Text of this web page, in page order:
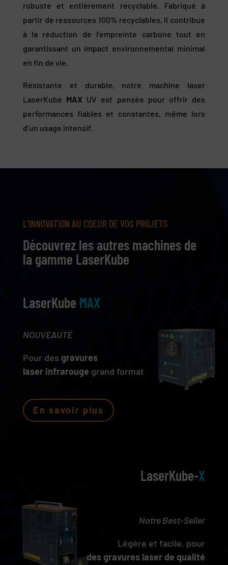
robuste et entièrement recyclable. Fabriqué à
partir de ressources 100% recyclables, il contribue
à la réduction de l’empreinte carbone tout en
garantissant un impact environnemental minimal
en fin de vie.
Résistante et durable, notre machine laser
LaserKube MAX UV est pensée pour offrir des
performances fiables et constantes, même lors
d’un usage intensif.
L’INNOVATION AU COEUR DE VOS PROJETS
Découvrez les autres machines de
la gamme LaserKube
LaserKube MAX
NOUVEAUTÉ
Pour des gravures
laser infrarouge grand format
En savoir plus
LaserKube-X
Notre Best-Seller
Légère et facile, pour
des gravures laser de qualité